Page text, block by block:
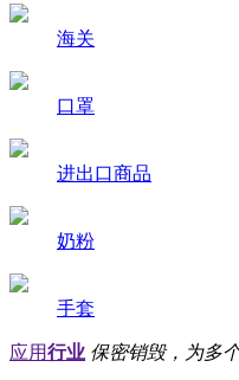
海关
口罩
进出口商品
奶粉
手套
应用行业 保密销毁，为多